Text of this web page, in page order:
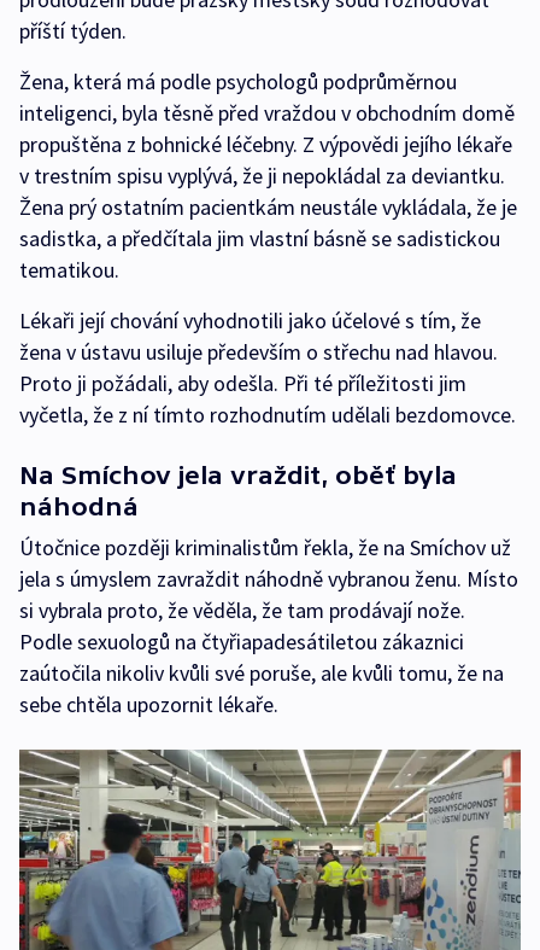
příští týden.
Žena, která má podle psychologů podprůměrnou
inteligenci, byla těsně před vraždou v obchodním domě
propuštěna z bohnické léčebny. Z výpovědi jejího lékaře
v trestním spisu vyplývá, že ji nepokládal za deviantku.
Žena prý ostatním pacientkám neustále vykládala, že je
sadistka, a předčítala jim vlastní básně se sadistickou
tematikou.
Lékaři její chování vyhodnotili jako účelové s tím, že
žena v ústavu usiluje především o střechu nad hlavou.
Proto ji požádali, aby odešla. Při té příležitosti jim
vyčetla, že z ní tímto rozhodnutím udělali bezdomovce.
Na Smíchov jela vraždit, oběť byla
náhodná
Útočnice později kriminalistům řekla, že na Smíchov už
jela s úmyslem zavraždit náhodně vybranou ženu. Místo
si vybrala proto, že věděla, že tam prodávají nože.
Podle sexuologů na čtyřiapadesátiletou zákaznici
zaútočila nikoliv kvůli své poruše, ale kvůli tomu, že na
sebe chtěla upozornit lékaře.